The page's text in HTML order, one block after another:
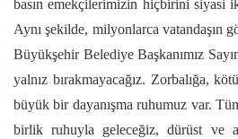
basın emekçilerimizin hiçbirini siyasi
Aynı şekilde, milyonlarca vatandaşın
Büyükşehir Belediye Başkanımız
yalnız bırakmayacağız. Zorbalığa,
büyük bir dayanışma ruhumuz var.
birlik ruhuyla geleceğiz, dürüst ve